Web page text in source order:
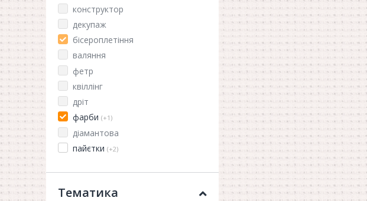
конструктор
декупаж
бісероплетіння
валяння
фетр
квіллінг
дріт
фарби (+1)
діамантова
пайєтки (+2)
Тематика